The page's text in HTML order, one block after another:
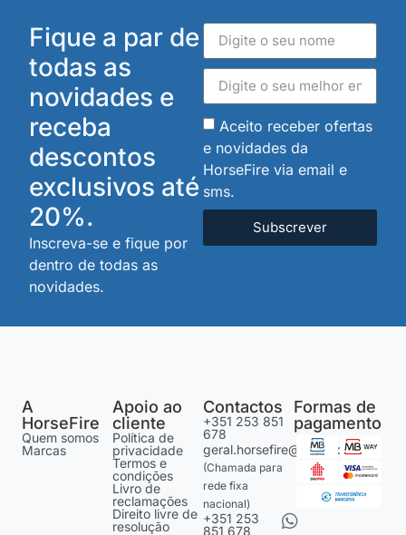
Fique a par de
todas as
novidades e
receba
descontos
exclusivos até
20%.
Inscreva-se e fique por
dentro de todas as
novidades.
Aceito receber ofertas
e novidades da
HorseFire via email e
sms.
Subscrever
A
HorseFire
Quem somos
Marcas
Apoio ao
cliente
Política de
privacidade
Termos e
condições
Livro de
reclamações
Direito livre de
resolução
Contactos
+351 253 851
678
geral.horsefire@gmail.com
(Chamada para
rede fixa
nacional)
+351 253
851 678
Formas de
pagamento